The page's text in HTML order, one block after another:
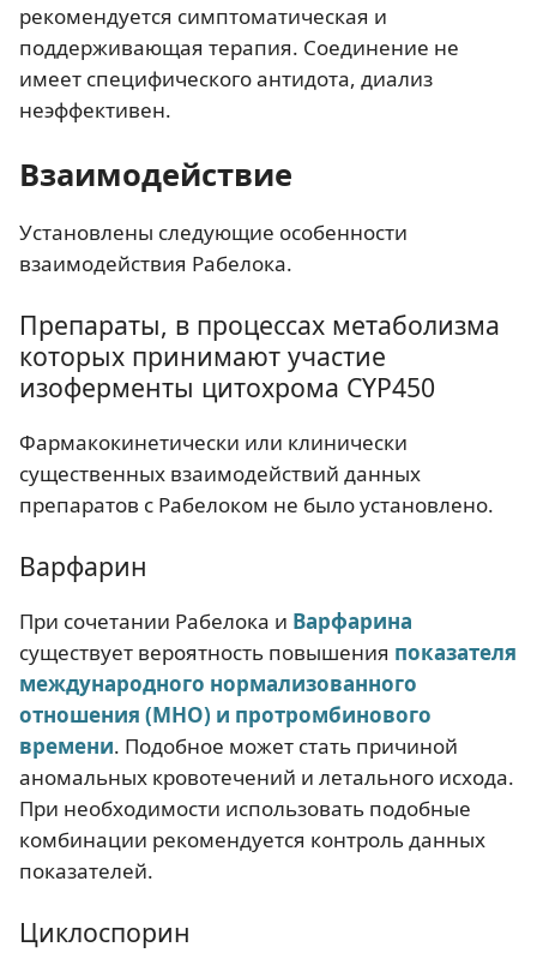
рекомендуется симптоматическая и
поддерживающая терапия. Соединение не
имеет специфического антидота, диализ
неэффективен.
Взаимодействие
Установлены следующие особенности
взаимодействия Рабелока.
Препараты, в процессах метаболизма
которых принимают участие
изоферменты цитохрома CYP450
Фармакокинетически или клинически
существенных взаимодействий данных
препаратов с Рабелоком не было установлено.
Варфарин
При сочетании Рабелока и Варфарина
существует вероятность повышения показателя
международного нормализованного
отношения (МНО) и протромбинового
времени. Подобное может стать причиной
аномальных кровотечений и летального исхода.
При необходимости использовать подобные
комбинации рекомендуется контроль данных
показателей.
Циклоспорин